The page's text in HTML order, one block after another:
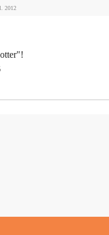
2012